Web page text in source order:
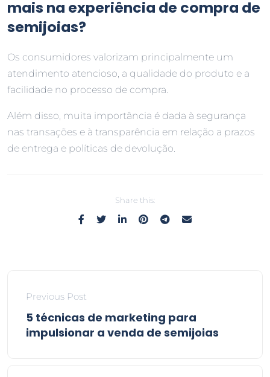
mais na experiência de compra de
semijoias?
Os consumidores valorizam principalmente um
atendimento atencioso, a qualidade do produto e a
facilidade no processo de compra.
Além disso, muita importância é dada à segurança
nas transações e à transparência em relação a prazos
de entrega e políticas de devolução.
Share this:
Previous Post
5 técnicas de marketing para
impulsionar a venda de semijoias